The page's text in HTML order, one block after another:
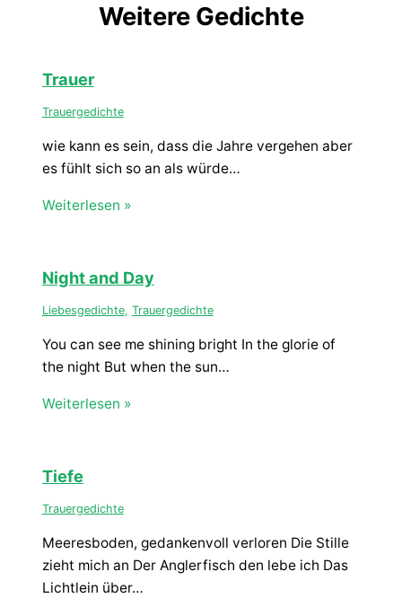
Weitere Gedichte
Trauer
Trauergedichte
wie kann es sein, dass die Jahre vergehen aber
es fühlt sich so an als würde…
Weiterlesen »
Night and Day
Liebesgedichte, Trauergedichte
You can see me shining bright In the glorie of
the night But when the sun…
Weiterlesen »
Tiefe
Trauergedichte
Meeresboden, gedankenvoll verloren Die Stille
zieht mich an Der Anglerfisch den lebe ich Das
Lichtlein über…